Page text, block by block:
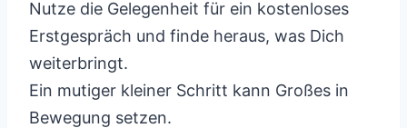
Nutze die Gelegenheit für ein kostenloses
Erstgespräch und finde heraus, was Dich
weiterbringt.
Ein mutiger kleiner Schritt kann Großes in
Bewegung setzen.